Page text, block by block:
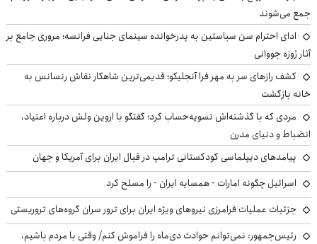
جمع می‌شوند
ادای احترام سن سباستین به پدرخوانده سینمای جنایی فرانسه؛ مروری جامع بر
آثار ژوزه جووانی
کشف رازهای سر به مهر فرا آنجلیکو؛ قدیمی‌ترین شاهکار نقاش رنسانس به
خانه بازگشت
مردی که با گذشته‌اش تسویه‌حساب کرد؛ گفتگو با اروین ولش درباره اعتیاد،
انضباط و دنیای مدرن
پیامدهای دیپلماسی کودکستانی ترامپ در قبال ایران برای آمریکا و جهان
اسرائیل چگونه امارات - همسایه ایران - را مسلح کرد
جزئیات عملیات فرامرزی نیروهای ویژه ایران برای ترور سران گروه‌های تروریستی
رئیس‌جمهور: نمی‌توانم حوادث دی‌ماه را فراموش کنم/ وقتی با مردم باشیم،